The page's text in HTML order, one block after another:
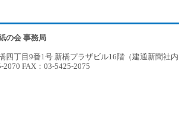
の会 事務局
四丁目9番1号 新橋プラザビル16階（建通新聞社
2070 FAX：03-5425-2075